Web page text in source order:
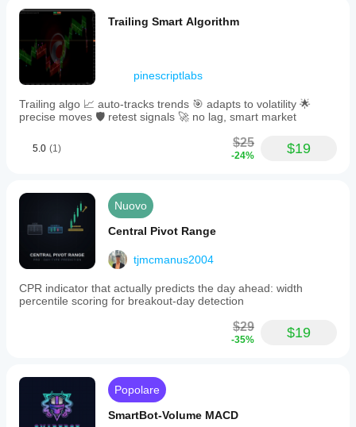
Trailing Smart Algorithm
pinescriptlabs
Trailing algo 📈 auto-tracks trends 🎯 adapts to volatility 🌟
precise moves 🛡️ retest signals 🚀 no lag, smart market
5.0 (1) $25
-24% $19
Nuovo
Central Pivot Range
tjmcmanus2004
CPR indicator that actually predicts the day ahead: width
percentile scoring for breakout-day detection
$29
-35% $19
Popolare
SmartBot-Volume MACD